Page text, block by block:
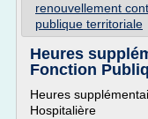
renouvellement
publique territoriale
Heures
Fonction
Heures
Hospitalière